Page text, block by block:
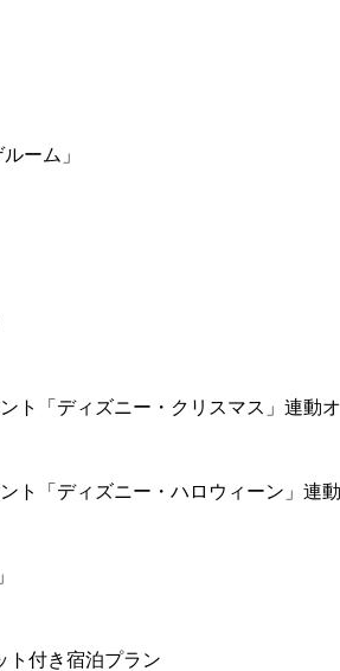
ーム」
「ディズニー・クリスマス」連動
「ディズニー・ハロウィーン」連
ト付き宿泊プラン